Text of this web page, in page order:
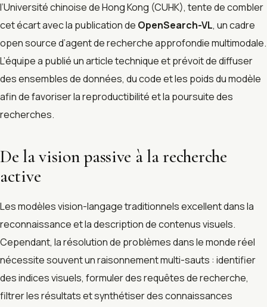
l’Université chinoise de Hong Kong (CUHK), tente de combler
cet écart avec la publication de OpenSearch-VL, un cadre
open source d’agent de recherche approfondie multimodale.
L’équipe a publié un article technique et prévoit de diffuser
des ensembles de données, du code et les poids du modèle
afin de favoriser la reproductibilité et la poursuite des
recherches.
De la vision passive à la recherche
active
Les modèles vision-langage traditionnels excellent dans la
reconnaissance et la description de contenus visuels.
Cependant, la résolution de problèmes dans le monde réel
nécessite souvent un raisonnement multi-sauts : identifier
des indices visuels, formuler des requêtes de recherche,
filtrer les résultats et synthétiser des connaissances